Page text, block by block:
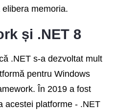
memoria.
și .NET 8
.NET s-a dezvoltat mult
pentru Windows
În 2019 a fost
acestei platforme - .NET